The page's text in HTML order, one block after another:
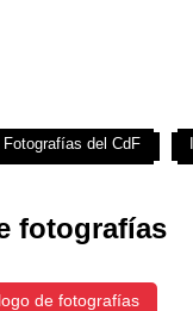
fotografías
de fotografías
Fotografías del CdF